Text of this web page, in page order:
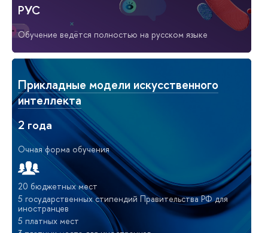
РУС
Обучение ведётся полностью на русском языке
Прикладные модели искусственного
интеллекта
2 года
Очная форма обучения
20 бюджетных мест
5 государственных стипендий Правительства РФ для
иностранцев
5 платных мест